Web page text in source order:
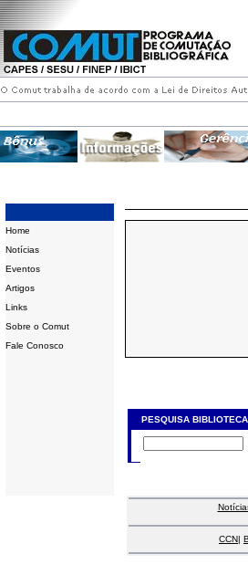
Home
Notícias
Eventos
Artigos
Links
Sobre o Comut
Fale Conosco
PESQUISA
CCN|